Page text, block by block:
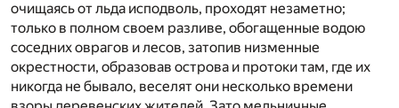
очищаясь от льда исподволь, проходят незаметно;
только в полном своем разливе, обогащенные водою
соседних оврагов и лесов, затопив низменные
окрестности, образовав острова и протоки там, где их
никогда не бывало, веселят они несколько времени